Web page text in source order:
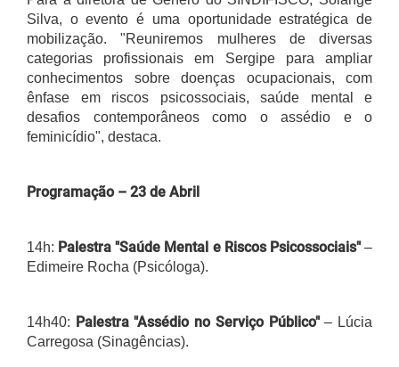
Silva, o evento é uma oportunidade estratégica de
mobilização. "Reuniremos mulheres de diversas
categorias profissionais em Sergipe para ampliar
conhecimentos sobre doenças ocupacionais, com
ênfase em riscos psicossociais, saúde mental e
desafios contemporâneos como o assédio e o
feminicídio", destaca.
Programação – 23 de Abril
14h: Palestra "Saúde Mental e Riscos Psicossociais"–
Edimeire Rocha (Psicóloga).
14h40: Palestra "Assédio no Serviço Público"– Lúcia
Carregosa (Sinagências).